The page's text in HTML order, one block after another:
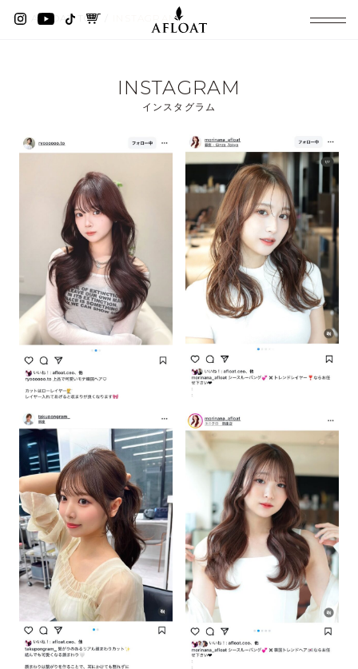
AFLOAT TOP INSTAGRAM
INSTAGRAM
インスタグラム